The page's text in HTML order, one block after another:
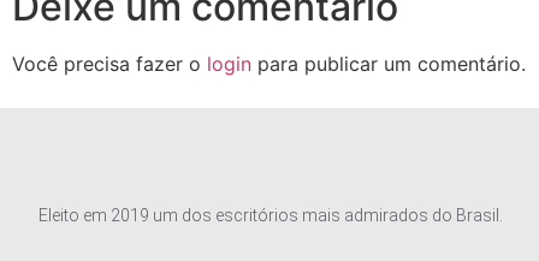
Você precisa fazer o login para publicar um comentário.
Eleito em 2019 um dos escritórios mais admirados do Brasil.